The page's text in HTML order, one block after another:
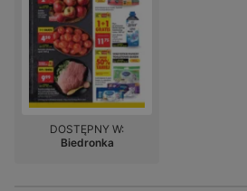
DOSTĘPNY W:
Biedronka